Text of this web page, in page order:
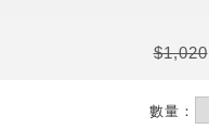
$1,020
數量：